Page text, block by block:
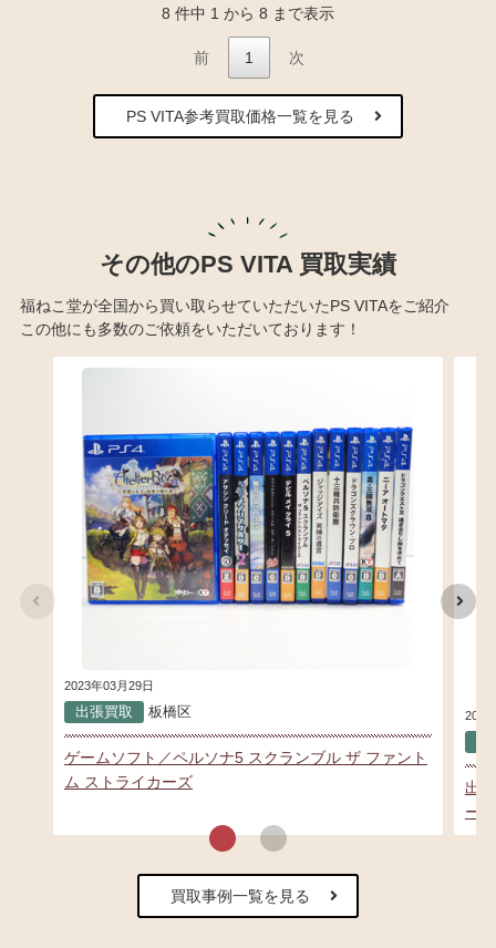
8 件中 1 から 8 まで表示
前 1 次
PS VITA参考買取価格一覧を見る
その他のPS VITA 買取実績
福ねこ堂が全国から買い取らせていただいたPS VITAをご紹介
この他にも多数のご依頼をいただいております！
2023年03月29日
出張買取 板橋区
ゲームソフト／ペルソナ5 スクランブル ザ ファント
ム ストライカーズ
2022
出
ー
買取事例一覧を見る